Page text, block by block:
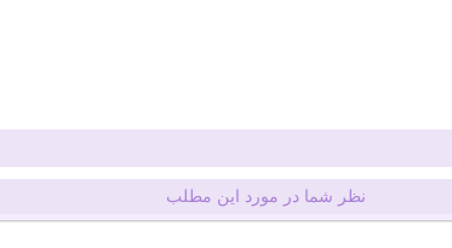
نظر شما در مورد این مطلب